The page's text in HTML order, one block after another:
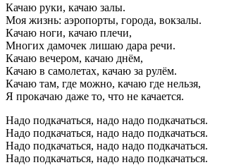
Качаю руки, качаю залы.
Моя жизнь: аэропорты, города, вокзалы.
Качаю ноги, качаю плечи,
Многих дамочек лишаю дара речи.
Качаю вечером, качаю днём,
Качаю в самолетах, качаю за рулём.
Качаю там, где можно, качаю где нельзя,
Я прокачаю даже то, что не качается.
Надо подкачаться, надо надо подкачаться.
Надо подкачаться, надо надо подкачаться.
Надо подкачаться, надо надо подкачаться.
Надо подкачаться, надо надо подкачаться.